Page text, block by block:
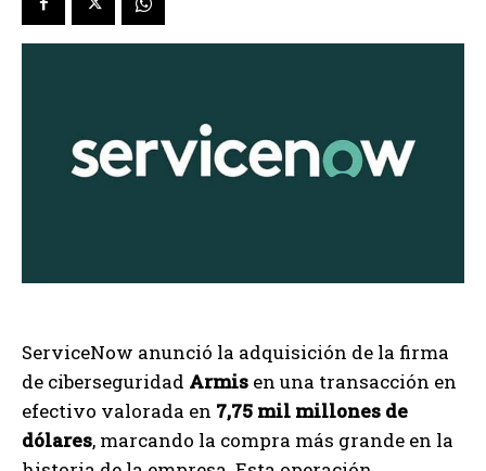
ServiceNow anunció la adquisición de la firma
de ciberseguridad Armis en una transacción en
efectivo valorada en 7,75 mil millones de
dólares, marcando la compra más grande en la